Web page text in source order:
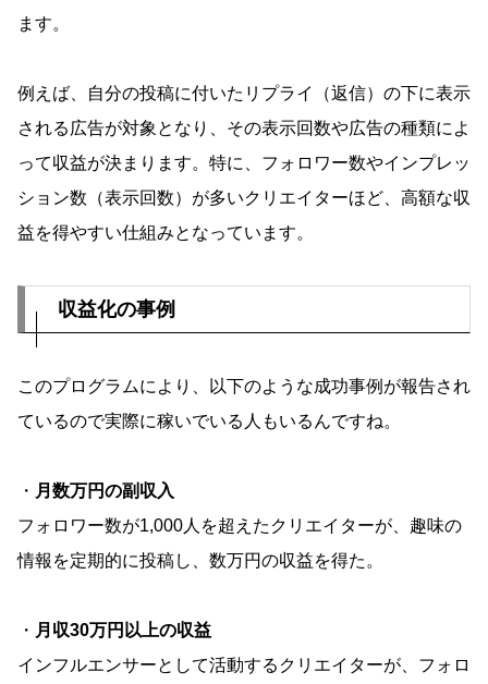
ます。
例えば、自分の投稿に付いたリプライ（返信）の下に表示
される広告が対象となり、その表示回数や広告の種類によ
って収益が決まります。特に、フォロワー数やインプレッ
ション数（表示回数）が多いクリエイターほど、高額な収
益を得やすい仕組みとなっています。
収益化の事例
このプログラムにより、以下のような成功事例が報告され
ているので実際に稼いでいる人もいるんですね。
・ 月数万円の副収入
フォロワー数が1,000人を超えたクリエイターが、趣味の
情報を定期的に投稿し、数万円の収益を得た。
・ 月収30万円以上の収益
インフルエンサーとして活動するクリエイターが、フォロ